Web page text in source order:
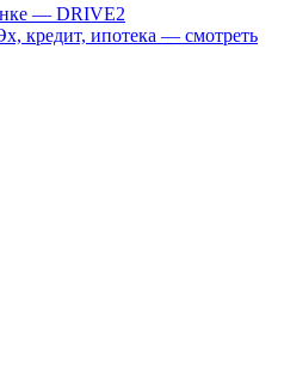
— DRIVE2
кредит, ипотека — смотреть